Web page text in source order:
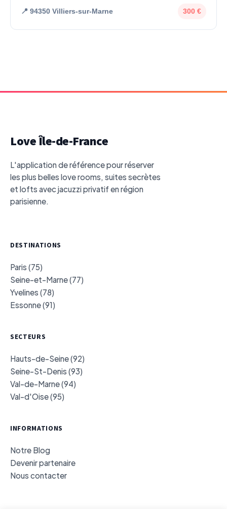
📍 94350 Villiers-sur-Marne 300 €
Love Île-de-France
L'application de référence pour réserver
les plus belles love rooms, suites secrètes
et lofts avec jacuzzi privatif en région
parisienne.
DESTINATIONS
Paris (75)
Seine-et-Marne (77)
Yvelines (78)
Essonne (91)
SECTEURS
Hauts-de-Seine (92)
Seine-St-Denis (93)
Val-de-Marne (94)
Val-d'Oise (95)
INFORMATIONS
Notre Blog
Devenir partenaire
Nous contacter